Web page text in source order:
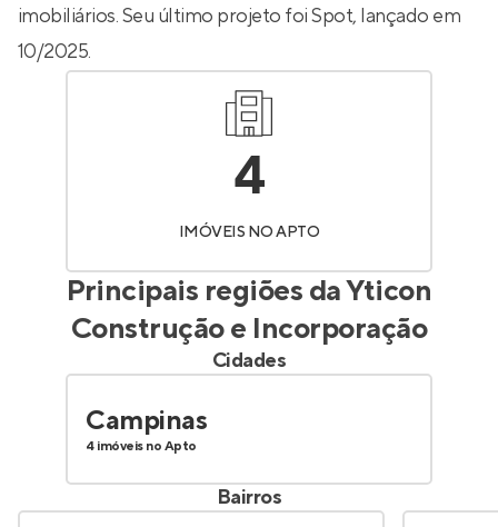
imobiliários. Seu último projeto foiSpot, lançado em
10/2025.
4
IMÓVEIS NO APTO
Principais regiões daYticon
Construção e Incorporação
Cidades
Campinas
4 imóveis no Apto
Bairros